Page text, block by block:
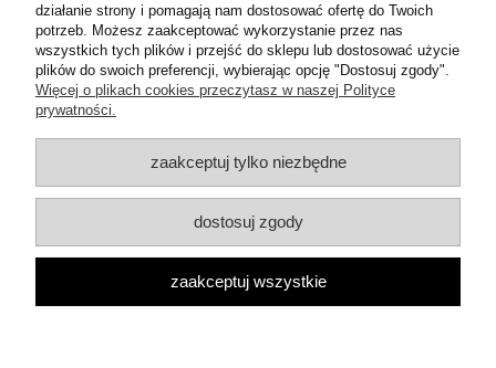
Moje konto
Informacje o sklepie
Dane teleadresowe:
04-857 Warszawa
E-mail: dzambhala@dzambhala.pl
pokaż pełną wersję strony
działanie strony i pomagają nam dostosować ofertę do Twoich
potrzeb. Możesz zaakceptować wykorzystanie przez nas
wszystkich tych plików i przejść do sklepu lub dostosować użycie
plików do swoich preferencji, wybierając opcję "Dostosuj zgody".
Więcej o plikach cookies przeczytasz w naszej Polityce
prywatności.
zaakceptuj tylko niezbędne
dostosuj zgody
zaakceptuj wszystkie